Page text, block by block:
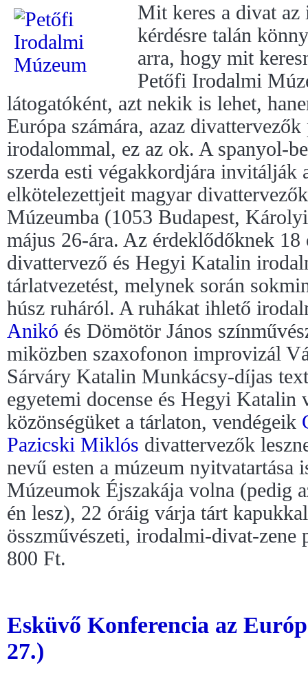
Mit keres a divat az
kérdésre talán
arra, hogy mit
Petőfi Irodalmi
látogatóként, azt nekik is lehet,
Európa számára, azaz divattervezők
irodalommal, ez az ok. A spanyol-
szerda esti végakkordjára invitálják
elkötelezettjeit magyar
Múzeumba (1053 Budapest,
május 26-ára. Az érdeklődőknek
divattervező és Hegyi Katalin
tárlatvezetést, melynek során
húsz ruháról. A ruhákat ihlető
Anikó és Dömötör János
miközben szaxofonon improvizál
Sárváry Katalin Munkácsy-díjas
egyetemi docense és Hegyi Katalin
közönségüket a tárlaton, vendégeik
Pazicski Miklós divattervezők
nevű esten a múzeum nyitvatartása
Múzeumok Éjszakája volna (pedig
én lesz), 22 óráig várja tárt
összművészeti, irodalmi-divat-zene
800 Ft.
Esküvő Konferencia az
27.)